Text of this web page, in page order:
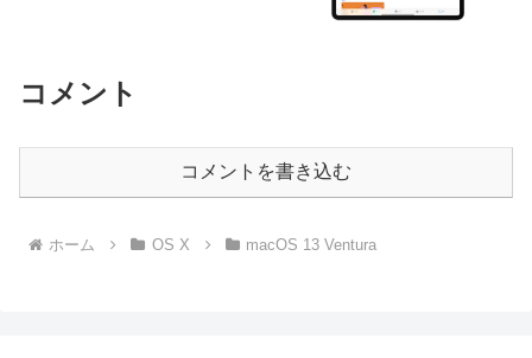
コメント
コメントを書き込む
ホーム OS X macOS 13 Ventura